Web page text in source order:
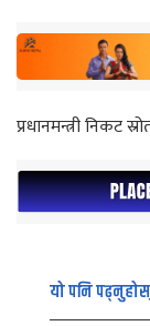
प्रधानमन्त्री निकट
यो पनि पढ्नुहोस्